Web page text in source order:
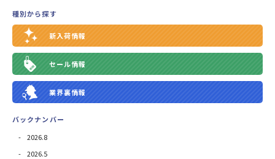
種別から探す
新入荷情報
セール情報
業界裏情報
バックナンバー
2026.8
2026.5